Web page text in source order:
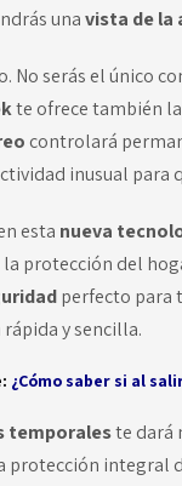
unavista de la
No serás el único
te ofrece también
controlará
inusual para
esta nueva
protección del
perfecto para
y sencilla.
¿Cómo saber si al
temporaleste dará
protección integral